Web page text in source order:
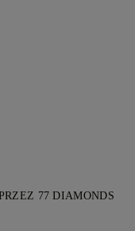
77 DIAMONDS
przez mistrzów